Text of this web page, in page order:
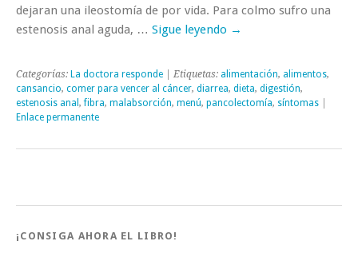
dejaran una ileostomía de por vida. Para colmo sufro una
estenosis anal aguda, … Sigue leyendo →
Categorías: La doctora responde | Etiquetas: alimentación, alimentos,
cansancio, comer para vencer al cáncer, diarrea, dieta, digestión,
estenosis anal ,fibra, malabsorción, menú, pancolectomía, síntomas
Enlace permanente
¡CONSIGA AHORA EL LIBRO!